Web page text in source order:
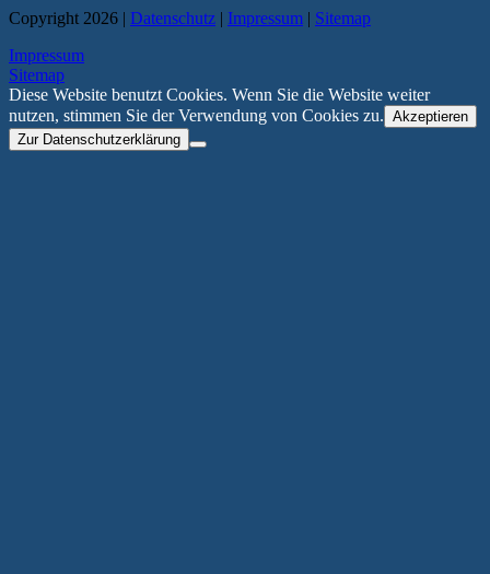
Copyright 2026 | Datenschutz | Impressum | Sitemap
Impressum
Sitemap
Diese Website benutzt Cookies. Wenn Sie die Website weiter
nutzen, stimmen Sie der Verwendung von Cookies zu. Akzeptieren
Zur Datenschutzerklärung